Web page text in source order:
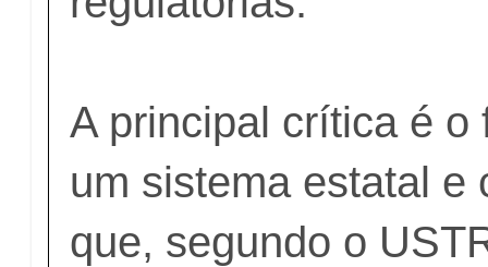
A principal crítica é o
um sistema estatal e
que, segundo o